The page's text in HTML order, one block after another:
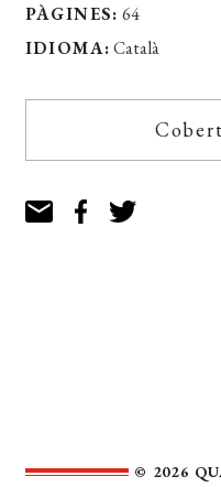
PÀGINES: 64
IDIOMA:Català
© 2026